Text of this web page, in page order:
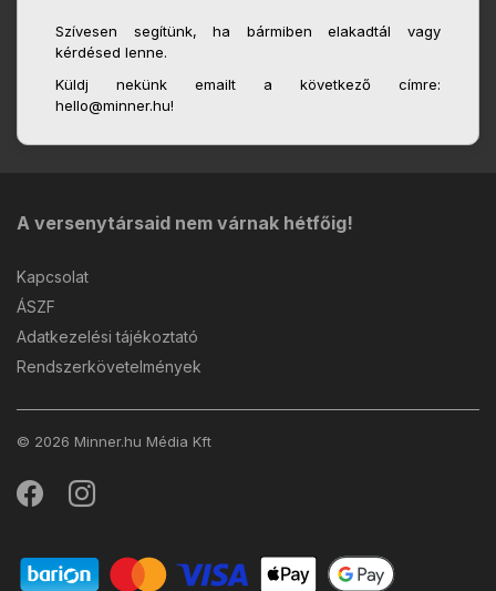
Szívesen segítünk, ha bármiben elakadtál vagy
kérdésed lenne.
Küldj nekünk emailt a következő címre:
hello@minner.hu!
A versenytársaid nem várnak hétfőig!
Kapcsolat
ÁSZF
Adatkezelési tájékoztató
Rendszerkövetelmények
© 2026 Minner.hu Média Kft